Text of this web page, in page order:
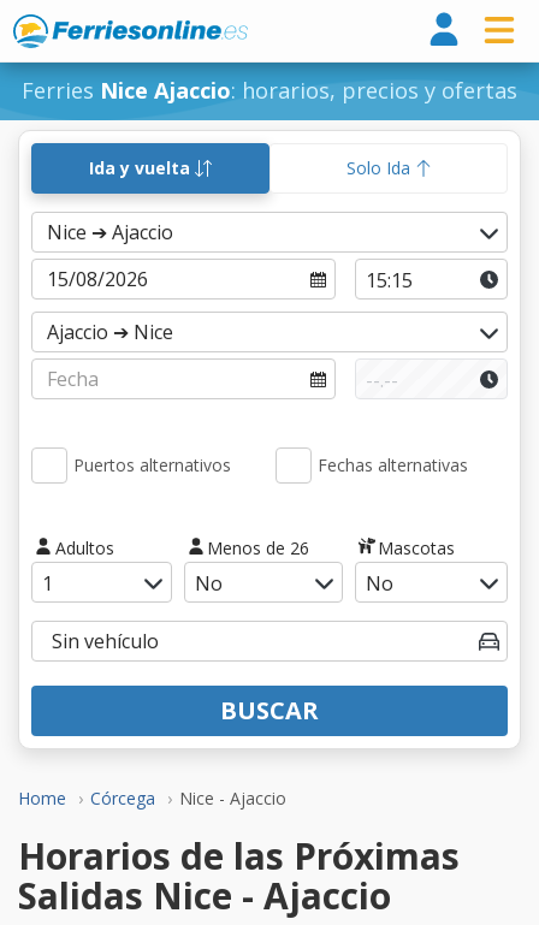
Ferries Nice Ajaccio: horarios, precios y ofertas
Home Córcega Nice - Ajaccio
Ida y vuelta Solo Ida
Puertos alternativos Fechas alternativas
Adultos Menos de 26 Mascotas
BUSCAR
Horarios de las Próximas
Salidas Nice - Ajaccio